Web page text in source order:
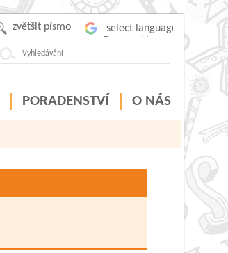
zvětšit písmo
PORADENSTVÍ O NÁS